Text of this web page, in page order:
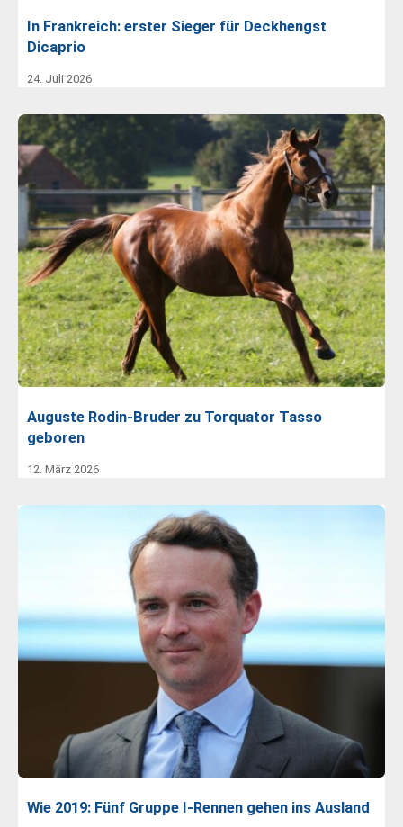
In Frankreich: erster Sieger für Deckhengst
Dicaprio
24. Juli 2026
Auguste Rodin-Bruder zu Torquator Tasso
geboren
12. März 2026
Wie 2019: Fünf Gruppe I-Rennen gehen ins Ausland